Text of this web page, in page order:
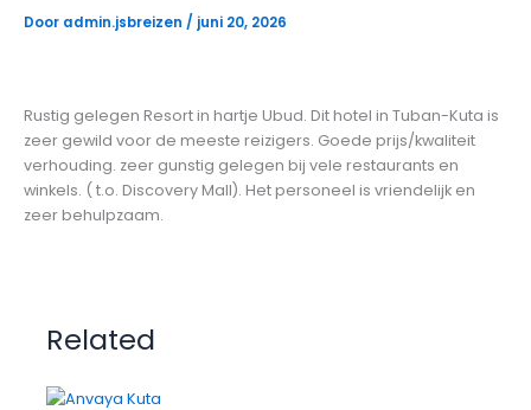
Door admin.jsbreizen / juni 20, 2026
Rustig gelegen Resort in hartje Ubud. Dit hotel in Tuban-Kuta is
zeer gewild voor de meeste reizigers. Goede prijs/kwaliteit
verhouding. zeer gunstig gelegen bij vele restaurants en
winkels. ( t.o. Discovery Mall). Het personeel is vriendelijk en
zeer behulpzaam.
Related